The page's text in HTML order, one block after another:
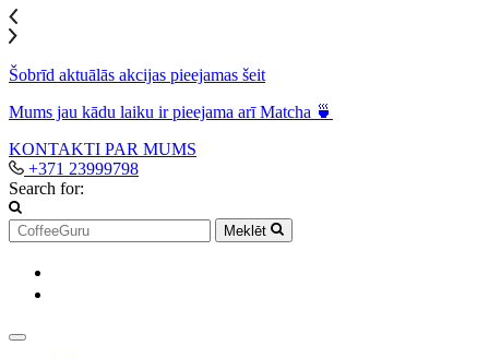
Šobrīd aktuālās akcijas pieejamas šeit
Mums jau kādu laiku ir pieejama arī Matcha 🍵
KONTAKTI PAR MUMS
+371 23999798
Search for:
Meklēt